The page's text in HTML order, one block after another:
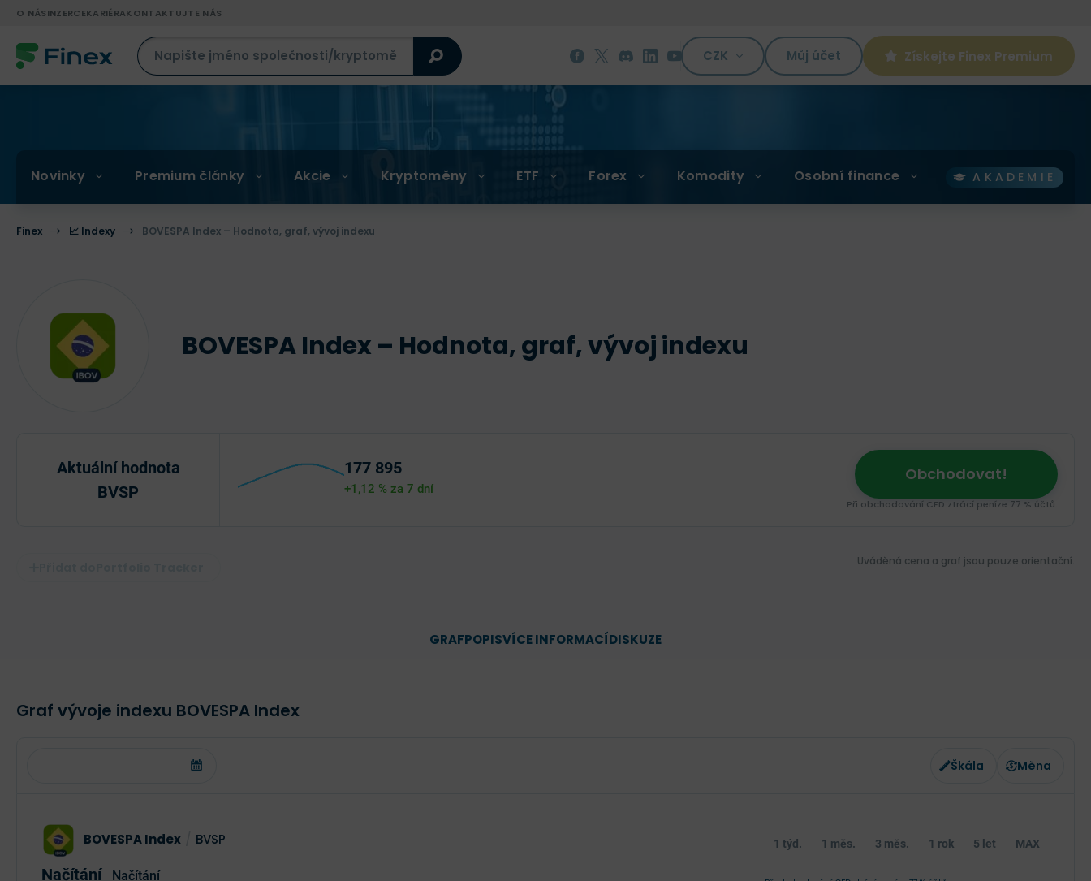
O NÁSINZERCEKARIÉRAKONTAKTUJTE NÁS
CZK Můj účet Získejte Finex Premium
Novinky Premium články Akcie Kryptoměny ETF Forex Komodity Osobní finance AKADEMIE
Finex 📈 Indexy BOVESPA Index – Hodnota, graf, vývoj indexu
BOVESPA Index – Hodnota, graf, vývoj indexu
Aktuální hodnota
BVSP
177 895
+1,12 % za 7 dní
Obchodovat!
Při obchodování CFD ztrácí peníze 77 % účtů.
Uváděná cena a graf jsou pouze orientační.
GRAFPOPISVÍCE INFORMACÍDISKUZE
Graf vývoje indexu BOVESPA Index
Škála Měna
BOVESPA Index BVSP
Načítání Načítání
1 týd. 1 měs. 3 měs. 1 rok 5 let MAX